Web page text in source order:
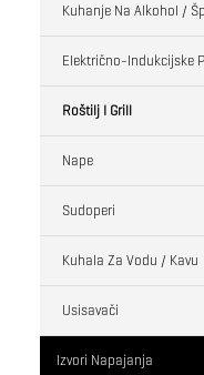
Kuhanje Na Alkohol /
Električno-Indukcijske
Roštilj I Grill
Nape
Sudoperi
Kuhala Za Vodu / Kavu
Usisavači
Izvori Napajanja